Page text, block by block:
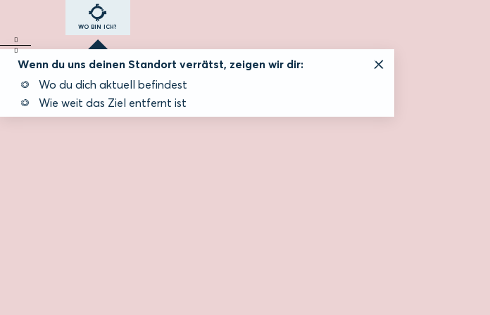
WO BIN ICH?
Wenn du uns deinen Standort verrätst, zeigen wir dir:
Wo du dich aktuell befindest
Wie weit das Ziel entfernt ist